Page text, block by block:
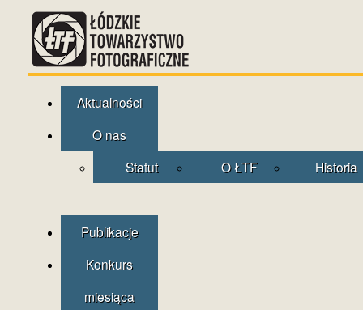
Aktualności
O nas
Statut
O ŁTF Historia
Publikacje
Konkurs
miesiąca